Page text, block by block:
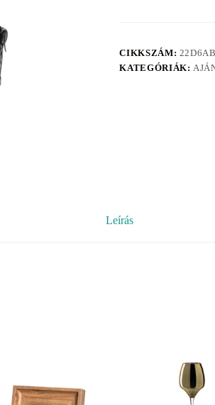
CIKKSZÁM:
KATEGÓRIÁK:
Leírás